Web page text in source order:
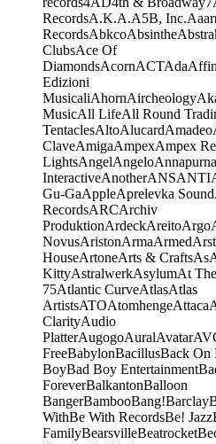
RecordsA.K.A.A5B, Inc.
RecordsAbkcoAbsinthe
ClubsAce Of
DiamondsAcornACTAda
Edizioni
MusicaliAhornAircheology
MusicAll LifeAll Round
TentaclesAltoAlucardAmadeo
ClaveAmigaAmpexAmpex
LightsAngelAngeloAnnapurna
InteractiveAnotherANSANTI
Gu-GaAppleAprelevka Sound
RecordsARCArchiv
ProduktionArdeckAreitoArgo
NovusAristonArmaArmed
HouseArtoneArts & CraftsAs
KittyAstralwerkAsylumAt
75Atlantic CurveAtlasAtlas
ArtistsATOAtomhengeAttaca
ClarityAudio
PlatterAugogoAuralAvatar
FreeBabylonBacillusBack On
BoyBad Boy Entertainment
ForeverBalkantonBalloon
BangerBambooBang!Barclay
WithBe With RecordsBe! Jazz
FamilyBearsvilleBeatrocket